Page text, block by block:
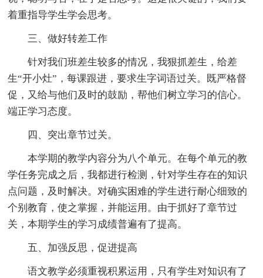
着重指导学生学会思考。
三、做好转差工作
针对我们班差生较多的情况，我狠抓差生，给差
生“开小灶”，每课跟进，要求生字词语过关。既严格督
促，又给与他们及时的鼓励，帮他们树立学习的信心。
端正学习态度。
四、突出章节过关。
本学期的教学内容分为八个单元。在每个单元的教
学任务完成之后，我都进行检测，针对学生存在的知识
点问题，及时解决。对确实困难的学生进行耐心细致的
个别教育，使之掌握，并能运用。由于抓好了章节过
关，本期学生的学习成绩普遍有了提高。
五、加强反思，促进提高
语文教学必须重视积累运用，只有学生对知识有了